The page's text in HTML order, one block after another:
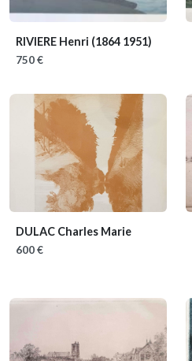
RIVIERE Henri (1864 1951)
750 €
DULAC Charles Marie
600 €